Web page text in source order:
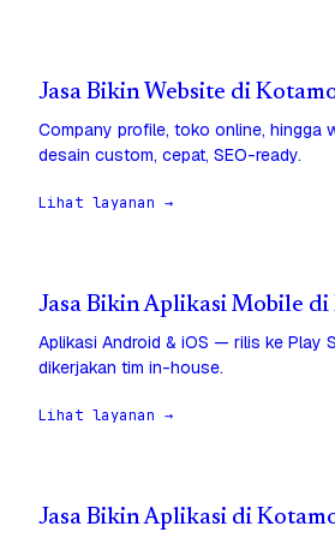
Jasa Bikin Website di
Company profile, toko online, hingga
desain custom, cepat, SEO-ready.
Lihat layanan →
Jasa Bikin Aplikasi Mobile
Aplikasi Android & iOS — rilis ke Play
dikerjakan tim in-house.
Lihat layanan →
Jasa Bikin Aplikasi di